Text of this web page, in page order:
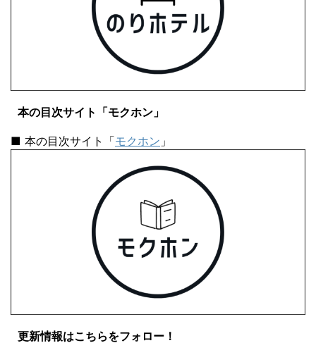
本の目次サイト「モクホン」
■ 本の目次サイト「モクホン 」
更新情報はこちらをフォロー！